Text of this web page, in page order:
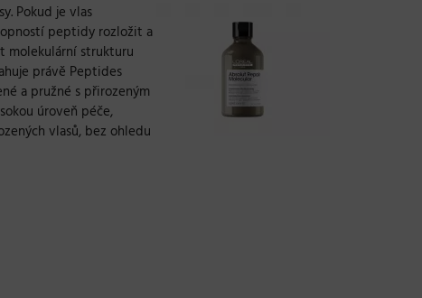
Pokud je vlas
peptidy rozložit a
molekulární strukturu
právě Peptides
a pružné s přirozeným
úroveň péče,
vlasů, bez ohledu